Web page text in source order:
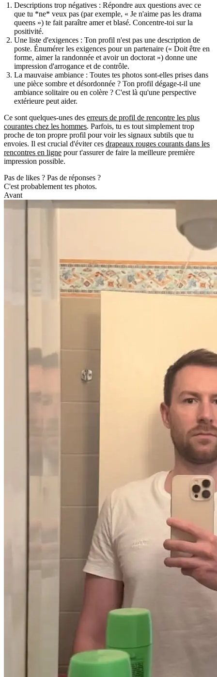
Descriptions trop négatives : Répondre aux questions avec ce
que tu *ne* veux pas (par exemple, « Je n'aime pas les drama
queens ») te fait paraître amer et blasé. Concentre-toi sur la
positivité.
Une liste d'exigences : Ton profil n'est pas une description de
poste. Énumérer les exigences pour un partenaire (« Doit être en
forme, aimer la randonnée et avoir un doctorat ») donne une
impression d'arrogance et de contrôle.
La mauvaise ambiance : Toutes tes photos sont-elles prises dans
une pièce sombre et désordonnée ? Ton profil dégage-t-il une
ambiance solitaire ou en colère ? C'est là qu'une perspective
extérieure peut aider.
Ce sont quelques-unes des erreurs de profil de rencontre les plus
courantes chez les hommes. Parfois, tu es tout simplement trop
proche de ton propre profil pour voir les signaux subtils que tu
envoies. Il est crucial d'éviter ces drapeaux rouges courants dans les
rencontres en ligne pour t'assurer de faire la meilleure première
impression possible.
Pas de likes ? Pas de réponses ?
C'est probablement tes photos.
Avant